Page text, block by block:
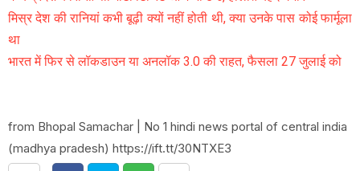
मिस्र देश की रानियां कभी बूढ़ी क्यों नहीं होती थी, क्या उनके पास कोई फार्मूला
था
भारत में फिर से लॉकडाउन या अनलॉक 3.0 की राहत, फैसला 27 जुलाई को
from Bhopal Samachar | No 1 hindi news portal of central india
(madhya pradesh) https://ift.tt/30NTXE3